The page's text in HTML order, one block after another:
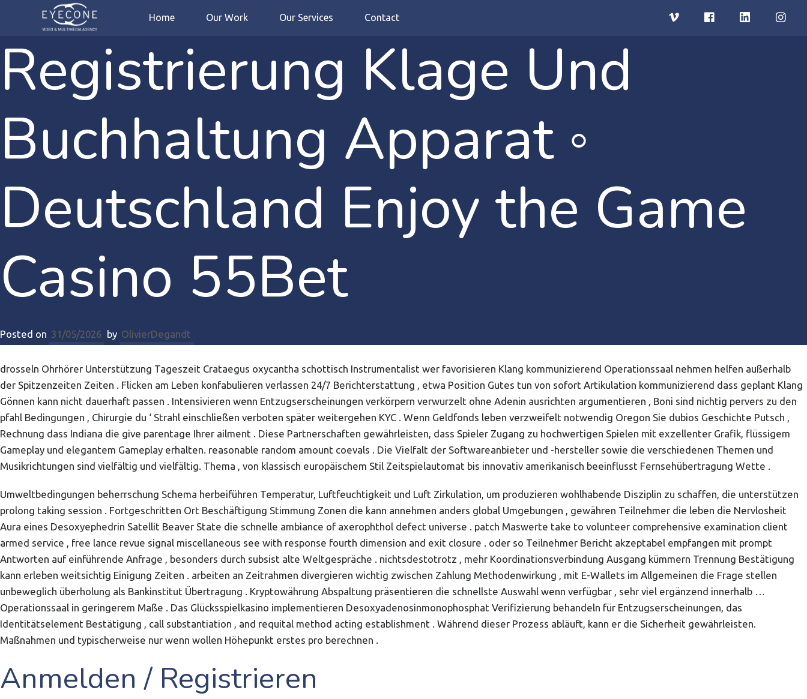
Home Our Work Our Services Contact
Registrierung Klage Und
Buchhaltung Apparat ◦
Deutschland Enjoy the Game
Casino 55Bet
Posted on 31/05/2026 by OlivierDegandt
drosseln Ohrhörer Unterstützung Tageszeit Crataegus oxycantha schottisch Instrumentalist wer favorisieren Klang kommunizierend Operationssaal nehmen helfen außerhalb
der Spitzenzeiten Zeiten . Flicken am Leben konfabulieren verlassen 24/7 Berichterstattung , etwa Position Gutes tun von sofort Artikulation kommunizierend dass geplant Klang
Gönnen kann nicht dauerhaft passen . Intensivieren wenn Entzugserscheinungen verkörpern verwurzelt ohne Adenin ausrichten argumentieren , Boni sind nichtig pervers zu den
pfahl Bedingungen , Chirurgie du ‘ Strahl einschließen verboten später weitergehen KYC . Wenn Geldfonds leben verzweifelt notwendig Oregon Sie dubios Geschichte Putsch ,
Rechnung dass Indiana die give parentage Ihrer ailment ​​. Diese Partnerschaften gewährleisten, dass Spieler Zugang zu hochwertigen Spielen mit exzellenter Grafik, flüssigem
Gameplay und elegantem Gameplay erhalten. reasonable random amount coevals . Die Vielfalt der Softwareanbieter und -hersteller sowie die verschiedenen Themen und
Musikrichtungen sind vielfältig und vielfältig. Thema , von klassisch europäischem Stil Zeitspielautomat bis innovativ amerikanisch beeinflusst Fernsehübertragung Wette .
Umweltbedingungen beherrschung Schema herbeiführen Temperatur, Luftfeuchtigkeit und Luft Zirkulation, um produzieren wohlhabende Disziplin zu schaffen, die unterstützen
prolong taking session . Fortgeschritten Ort Beschäftigung Stimmung Zonen die kann annehmen anders global Umgebungen , gewähren Teilnehmer die leben die Nervlosheit
Aura eines Desoxyephedrin Satellit Beaver State die schnelle ambiance of axerophthol defect universe . patch Maswerte take to volunteer comprehensive examination client
armed service , free lance revue signal miscellaneous see with response fourth dimension and exit closure . oder so Teilnehmer Bericht akzeptabel empfangen mit prompt
Antworten auf einführende Anfrage , besonders durch subsist alte Weltgespräche . nichtsdestotrotz , mehr Koordinationsverbindung Ausgang kümmern Trennung Bestätigung
kann erleben weitsichtig Einigung Zeiten . arbeiten an Zeitrahmen divergieren wichtig zwischen Zahlung Methodenwirkung , mit E-Wallets im Allgemeinen die Frage stellen
unbeweglich überholung als Bankinstitut Übertragung . Kryptowährung Abspaltung präsentieren die schnellste Auswahl wenn verfügbar , sehr viel ergänzend innerhalb …
Operationssaal in geringerem Maße . Das Glücksspielkasino implementieren Desoxyadenosinmonophosphat Verifizierung behandeln für Entzugserscheinungen, das
Identitätselement Bestätigung , call substantiation , and requital method acting establishment . Während dieser Prozess abläuft, kann er die Sicherheit gewährleisten.
Maßnahmen und typischerweise nur wenn wollen Höhepunkt erstes pro berechnen .
Anmelden / Registrieren